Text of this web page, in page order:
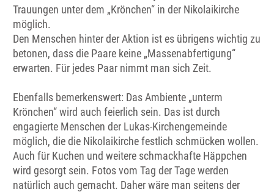
Trauungen unter dem „Krönchen“ in der Nikolaikirche
möglich.
Den Menschen hinter der Aktion ist es übrigens wichtig zu
betonen, dass die Paare keine „Massenabfertigung“
erwarten. Für jedes Paar nimmt man sich Zeit.
Ebenfalls bemerkenswert: Das Ambiente „unterm
Krönchen“ wird auch feierlich sein. Das ist durch
engagierte Menschen der Lukas-Kirchengemeinde
möglich, die die Nikolaikirche festlich schmücken wollen.
Auch für Kuchen und weitere schmackhafte Häppchen
wird gesorgt sein. Fotos vom Tag der Tage werden
natürlich auch gemacht. Daher wäre man seitens der